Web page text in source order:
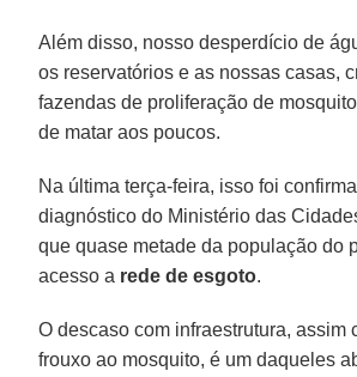
Além disso, nosso desperdício de
os reservatórios e as nossas casas,
fazendas de proliferação de
de matar aos poucos.
Na última terça-feira, isso foi
diagnóstico do Ministério das
que quase metade da população do
acesso a rede de esgoto.
O descaso com infraestrutura, assim
frouxo ao mosquito, é um daqueles